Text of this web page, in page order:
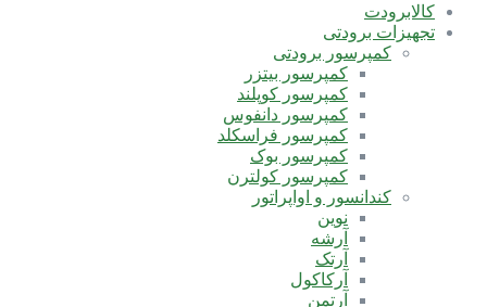
کالابرودت
تجهیزات برودتی
کمپرسور برودتی
کمپرسور بیتزر
کمپرسور کوپلند
کمپرسور دانفوس
کمپرسور فراسکلد
کمپرسور بوک
کمپرسور کولترن
کندانسور و اواپراتور
نوین
آرشه
آرتک
آرکاکول
آرتمن